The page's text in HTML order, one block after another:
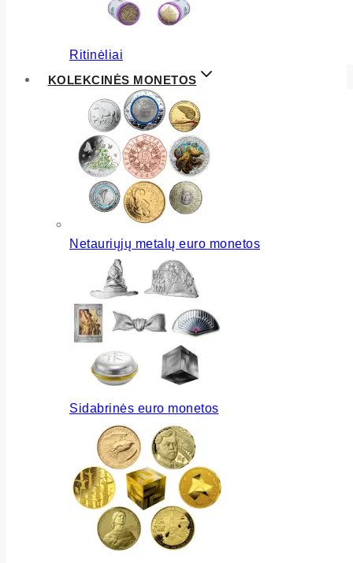
Ritinėliai
KOLEKCINĖS MONETOS
Netauriųjų metalų euro monetos
Sidabrinės euro monetos